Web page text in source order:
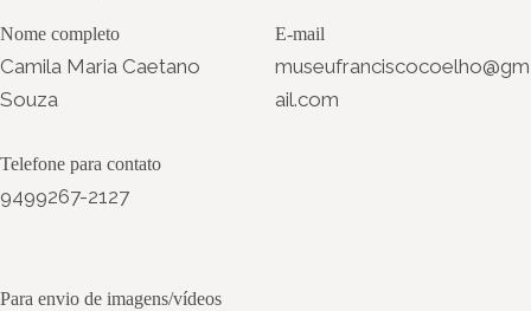
Nome completo
Camila Maria Caetano
Souza
Telefone para contato
9499267-2127
E-mail
museufranciscocoelho@gm
ail.com
Para envio de imagens/vídeos